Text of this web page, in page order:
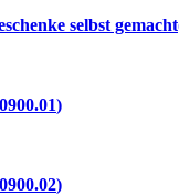
selbst gemacht